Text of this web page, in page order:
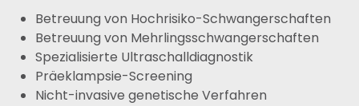
Betreuung von Hochrisiko-Schwangerschaften
Betreuung von Mehrlingsschwangerschaften
Spezialisierte Ultraschalldiagnostik
Präeklampsie-Screening
Nicht-invasive genetische Verfahren